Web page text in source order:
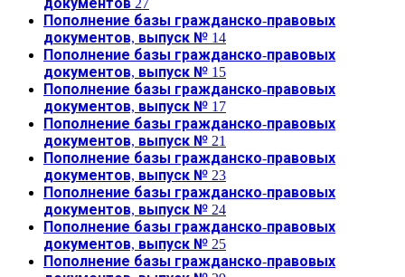
Пополнение базы гражданско-правовых
документов, выпуск № 14
Пополнение базы гражданско-правовых
документов, выпуск № 15
Пополнение базы гражданско-правовых
документов, выпуск № 17
Пополнение базы гражданско-правовых
документов, выпуск № 21
Пополнение базы гражданско-правовых
документов, выпуск № 23
Пополнение базы гражданско-правовых
документов, выпуск № 24
Пополнение базы гражданско-правовых
документов, выпуск № 25
Пополнение базы гражданско-правовых